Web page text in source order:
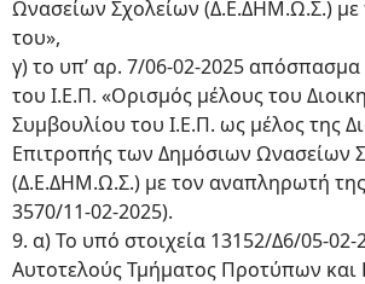
Ωνασείων Σχολείων (Δ.Ε.ΔΗΜ.Ω.Σ.)
του»,
γ) το υπ’ αρ. 7/06-02-2025
του Ι.Ε.Π. «Ορισμός μέλους του
Συμβουλίου του Ι.Ε.Π. ως μέλος της
Επιτροπής των Δημόσιων Ωνασείων
(Δ.Ε.ΔΗΜ.Ω.Σ.) με τον αναπληρωτή
3570/11-02-2025).
9. α) Το υπό στοιχεία 13152/Δ6/05-
Αυτοτελούς Τμήματος Προτύπων και